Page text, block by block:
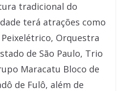
tradicional do
terá atrações como
Orquestra
de São Paulo, Trio
Maracatu Bloco de
de Fulô, além de